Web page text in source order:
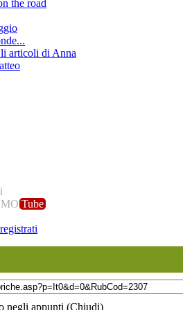
the road
articoli di Anna
Tube
negli appunti (Chiudi)